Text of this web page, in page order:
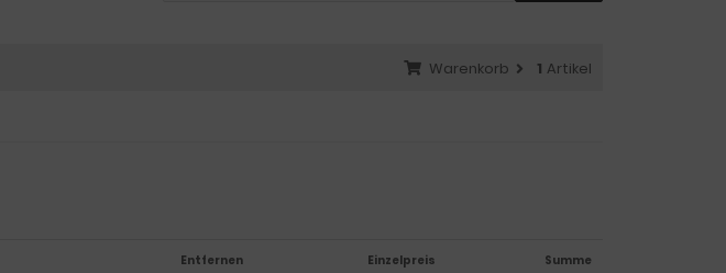
Warenkorb 1 Artikel
Summe
Einzelpreis
Entfernen